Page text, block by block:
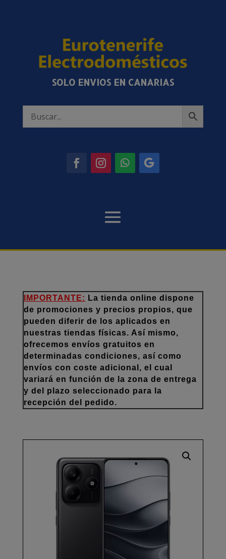
SOLO ENVIOS EN CANARIAS
IMPORTANTE: La tienda online dispone
de promociones y precios propios, que
pueden diferir de los aplicados en
nuestras tiendas físicas. Así mismo,
ofrecemos envíos gratuitos en
determinadas condiciones, así como
envíos con coste adicional, el cual
variará en función de la zona de entrega
y del plazo seleccionado para la
recepción del pedido.